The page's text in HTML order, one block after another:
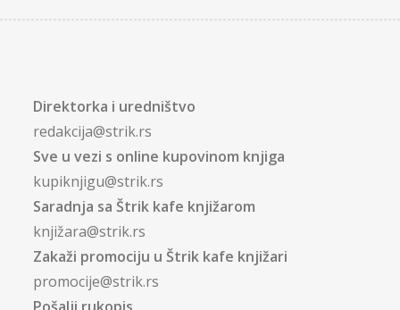
Direktorka i uredništvo
redakcija@strik.rs
Sve u vezi s online kupovinom knjiga
kupiknjigu@strik.rs
Saradnja sa Štrik kafe knjižarom
knjižara@strik.rs
Zakaži promociju u Štrik kafe knjižari
promocije@strik.rs
Pošalji rukopis